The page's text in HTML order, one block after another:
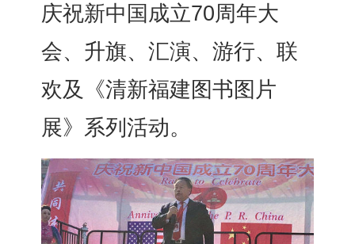
庆祝新中国成立70周年大
会、升旗、汇演、游行、联
欢及《清新福建图书图片
展》系列活动。